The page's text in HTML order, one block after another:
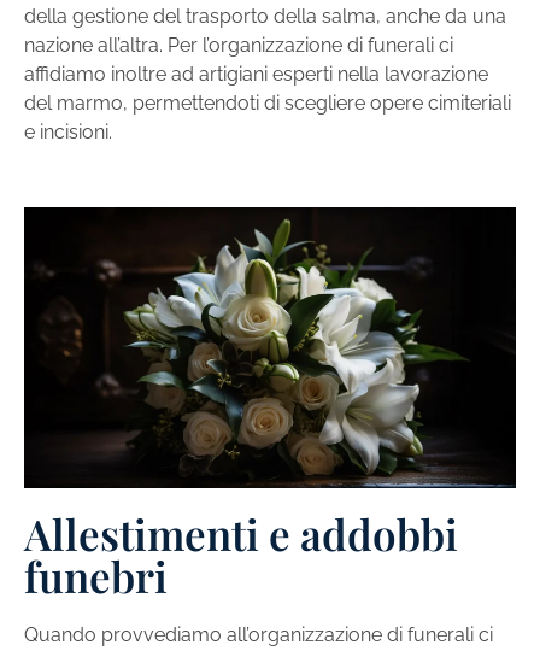
della gestione del trasporto della salma, anche da una
nazione all’altra. Per l’organizzazione di funerali ci
affidiamo inoltre ad artigiani esperti nella lavorazione
del marmo, permettendoti di scegliere opere cimiteriali
e incisioni.
Allestimenti e addobbi
funebri
Quando provvediamo all’organizzazione di funerali ci